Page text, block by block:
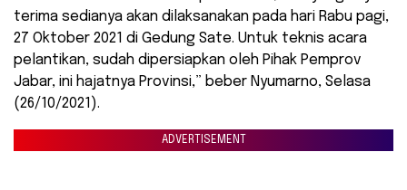
terima sedianya akan dilaksanakan pada hari Rabu pagi,
27 Oktober 2021 di Gedung Sate. Untuk teknis acara
pelantikan, sudah dipersiapkan oleh Pihak Pemprov
Jabar, ini hajatnya Provinsi,” beber Nyumarno, Selasa
(26/10/2021).
ADVERTISEMENT